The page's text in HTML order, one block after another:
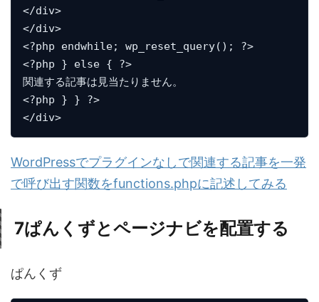
</div>
</div>
<?php endwhile; wp_reset_query(); ?>
<?php } else { ?>
関連する記事は見当たりません。
<?php } } ?>
</div>
WordPressでプラグインなしで関連する記事を一発
で呼び出す関数をfunctions.phpに記述してみる
7ぱんくずとページナビを配置する
ぱんくず